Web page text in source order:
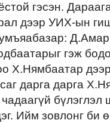
гэсэн.
дээр УИХ-ын
гэж
Х.Нямбаатар
дарга дарга
Ийм зовлонг